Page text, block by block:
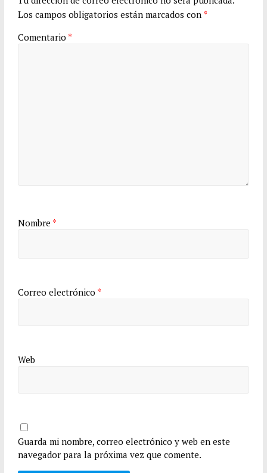
Los campos obligatorios están marcados con *
Comentario *
Nombre *
Correo electrónico *
Web
Guarda mi nombre, correo electrónico y web en este
navegador para la próxima vez que comente.